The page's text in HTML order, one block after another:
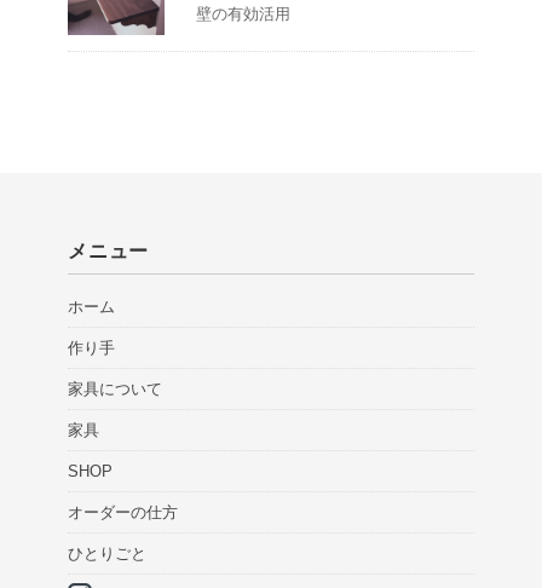
壁の有効活用
メニュー
ホーム
作り手
家具について
家具
SHOP
オーダーの仕方
ひとりごと